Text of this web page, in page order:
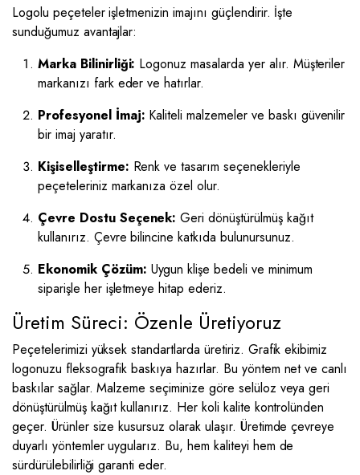
Logolu peçeteler işletmenizin imajını güçlendirir. İşte
sunduğumuz avantajlar:
Marka Bilinirliği: Logonuz masalarda yer alır. Müşteriler
markanızı fark eder ve hatırlar.
Profesyonel İmaj: Kaliteli malzemeler ve baskı güvenilir
bir imaj yaratır.
Kişiselleştirme: Renk ve tasarım seçenekleriyle
peçeteleriniz markanıza özel olur.
Çevre Dostu Seçenek: Geri dönüştürülmüş kağıt
kullanırız. Çevre bilincine katkıda bulunursunuz.
Ekonomik Çözüm: Uygun klişe bedeli ve minimum
siparişle her işletmeye hitap ederiz.
Üretim Süreci: Özenle Üretiyoruz
Peçetelerimizi yüksek standartlarda üretiriz. Grafik ekibimiz
logonuzu fleksografik baskıya hazırlar. Bu yöntem net ve canlı
baskılar sağlar. Malzeme seçiminize göre selüloz veya geri
dönüştürülmüş kağıt kullanırız. Her koli kalite kontrolünden
geçer. Ürünler size kusursuz olarak ulaşır. Üretimde çevreye
duyarlı yöntemler uygularız. Bu, hem kaliteyi hem de
sürdürülebilirliği garanti eder.